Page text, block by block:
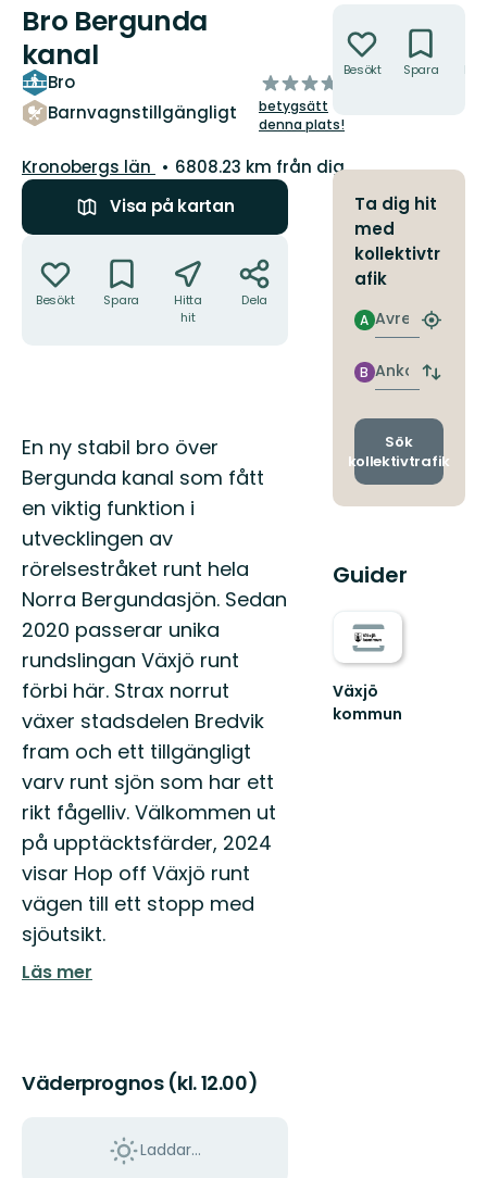
Bro Bergunda
kanal
Bro
Barnvagnstillgängligt
av
5
stjärnor
betygsätt
denna plats!
Län:
Kronobergs län
6808.23 km från dig
Visa på kartan
Besökt Spara
Hitta
hit
Dela
Beskrivning
En ny stabil bro över
Bergunda kanal som fått
en viktig funktion i
utvecklingen av
rörelsestråket runt hela
Norra Bergundasjön. Sedan
2020 passerar unika
rundslingan Växjö runt
förbi här. Strax norrut
växer stadsdelen Bredvik
fram och ett tillgängligt
varv runt sjön som har ett
rikt fågelliv. Välkommen ut
på upptäcktsfärder, 2024
visar Hop off Växjö runt
vägen till ett stopp med
sjöutsikt.
Läs mer
Väderprognos (kl. 12.00)
Laddar...
Besökt Spara
Ta dig hit
med
kollektivtr
afik
Avresa
A
Hitta
Ankomst
B
Byt
och
Sök
kollektivtrafik
Guider
Växjö
kommun